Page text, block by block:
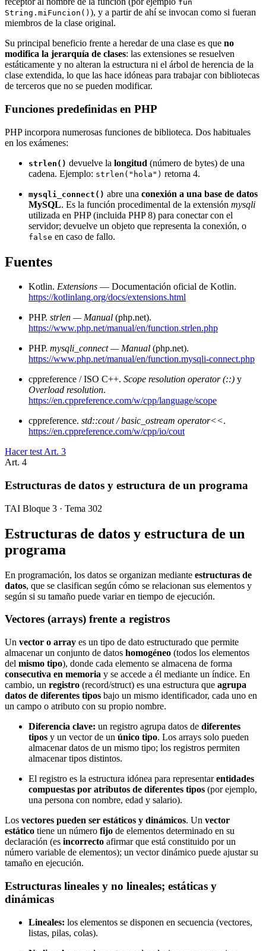
fun
String.miFuncion() ), y a partir de ahí se invocan como si fueran
miembros de la clase original.
Su principal beneficio frente a heredar de una clase es que no
modifica la jerarquía de clases: las extensiones se resuelven
estáticamente y no alteran la estructura ni el árbol de herencia de la
clase extendida, lo que las hace idóneas para trabajar con bibliotecas
de terceros que no se pueden modificar.
Funciones predefinidas en PHP
PHP incorpora numerosas funciones de biblioteca. Dos habituales
en los exámenes:
strlen() devuelve la longitud (número de bytes) de una
cadena. Ejemplo: strlen("hola") retorna 4.
mysqli_connect() abre una conexión a una base de datos
MySQL. Es la función procedimental de la extensión mysqli
utilizada en PHP (incluida PHP 8) para conectar con el
servidor; devuelve un objeto que representa la conexión, o
false en caso de fallo.
Fuentes
Kotlin. Extensions — Documentación oficial de Kotlin.
https://kotlinlang.org/docs/extensions.html
PHP. strlen — Manual (php.net).
https://www.php.net/manual/en/function.strlen.php
PHP. mysqli_connect — Manual (php.net).
https://www.php.net/manual/en/function.mysqli-connect.php
cppreference / ISO C++. Scope resolution operator (::) y
Overload resolution.
https://en.cppreference.com/w/cpp/language/scope
cppreference. std::cout / basic_ostream operator<<.
https://en.cppreference.com/w/cpp/io/cout
Hacer test Art. 3
Art. 4
Estructuras de datos y estructura de un programa
TAI Bloque 3 · Tema 302
Estructuras de datos y estructura de un
programa
En programación, los datos se organizan mediante estructuras de
datos, que se clasifican según cómo se relacionan sus elementos y
según si su tamaño puede variar en tiempo de ejecución.
Vectores (arrays) frente a registros
Un vector o array es un tipo de dato estructurado que permite
almacenar un conjunto de datos homogéneo (todos los elementos
del mismo tipo), donde cada elemento se almacena de forma
consecutiva en memoria y se accede a él mediante un índice. En
cambio, un registro (record/struct) es una estructura que agrupa
datos de diferentes tipos bajo un mismo identificador, cada uno en
un campo o atributo con su propio nombre.
Diferencia clave: un registro agrupa datos de diferentes
tipos y un vector de un único tipo. Los arrays solo pueden
almacenar datos de un mismo tipo; los registros permiten
almacenar tipos distintos.
El registro es la estructura idónea para representarentidades
compuestas por atributos de diferentes tipos (por ejemplo,
una persona con nombre, edad y salario).
Los vectores pueden ser estáticos y dinámicos. Un vector
estático tiene un número fijo de elementos determinado en su
declaración (es incorrecto afirmar que está constituido por un
número variable de elementos); un vector dinámico puede ajustar su
tamaño en ejecución.
Estructuras lineales y no lineales; estáticas y
dinámicas
Lineales: los elementos se disponen en secuencia (vectores,
listas, pilas, colas).